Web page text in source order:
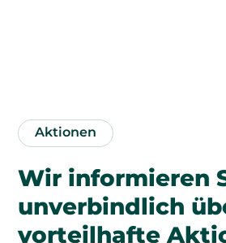
Aktionen
Wir informieren
unverbindlich
vorteilhafte